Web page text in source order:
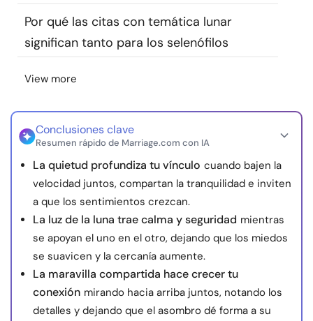
Idioma
Sobre nosotros
© Copyright 2026. Todos los derechos reservados.
Por qué las citas con temática lunar
significan tanto para los selenófilos
View more
Conclusiones clave
Resumen rápido de Marriage.com con IA
La quietud profundiza tu vínculo cuando bajen la
velocidad juntos, compartan la tranquilidad e inviten
a que los sentimientos crezcan.
La luz de la luna trae calma y seguridad mientras
se apoyan el uno en el otro, dejando que los miedos
se suavicen y la cercanía aumente.
La maravilla compartida hace crecer tu
conexión mirando hacia arriba juntos, notando los
detalles y dejando que el asombro dé forma a su